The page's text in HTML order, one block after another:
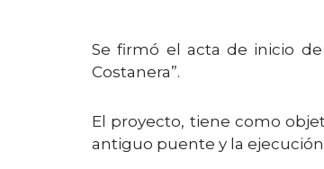
Se firmó el acta de inicio
Costanera”.
El proyecto, tiene como
antiguo puente y la